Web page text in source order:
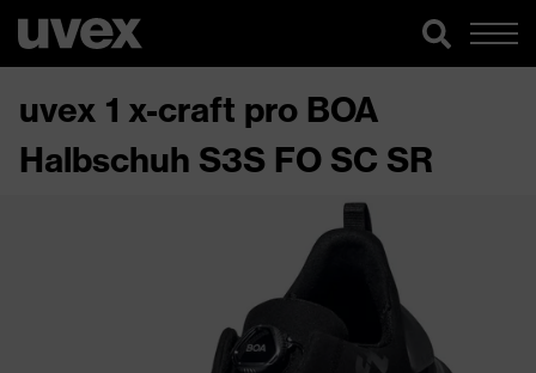
uvex 1 x-craft pro BOA
Halbschuh S3S FO SC SR